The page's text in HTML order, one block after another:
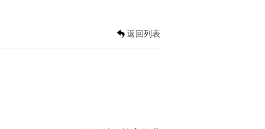
返回列表